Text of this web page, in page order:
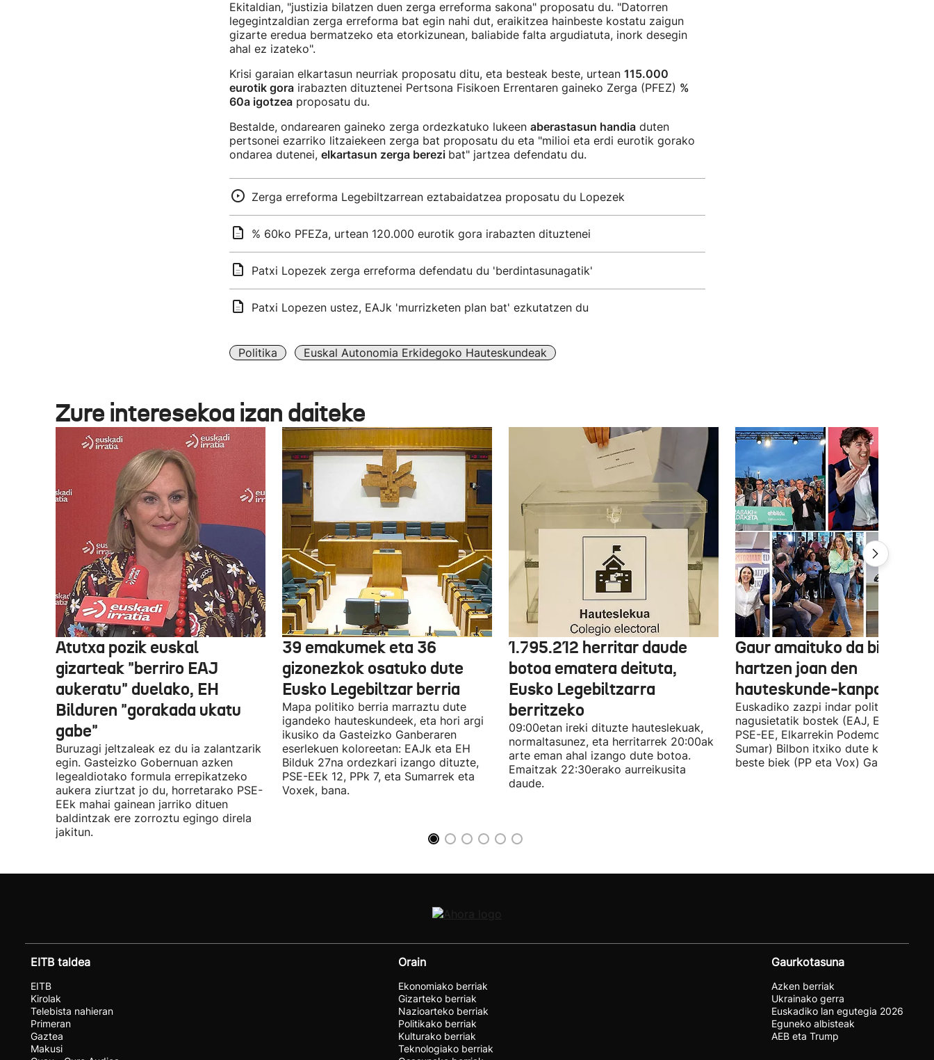
Ekitaldian, "justizia bilatzen duen zerga erreforma sakona" proposatu du. "Datorren
legegintzaldian zerga erreforma bat egin nahi dut, eraikitzea hainbeste kostatu zaigun
gizarte eredua bermatzeko eta etorkizunean, baliabide falta argudiatuta, inork desegin
ahal ez izateko".
Krisi garaian elkartasun neurriak proposatu ditu, eta besteak beste, urtean 115.000
eurotik gorairabazten dituztenei Pertsona Fisikoen Errentaren gaineko Zerga (PFEZ) %
60a igotzeaproposatu du.
Bestalde, ondarearen gaineko zerga ordezkatuko lukeen aberastasun handiaduten
pertsonei ezarriko litzaiekeen zerga bat proposatu du eta "milioi eta erdi eurotik gorako
ondarea dutenei, elkartasun zerga berezi bat" jartzea defendatu du.
Zerga erreforma Legebiltzarrean eztabaidatzea proposatu du Lopezek
% 60ko PFEZa, urtean 120.000 eurotik gora irabazten dituztenei
Patxi Lopezek zerga erreforma defendatu du 'berdintasunagatik'
Patxi Lopezen ustez, EAJk 'murrizketen plan bat' ezkutatzen du
Politika Euskal Autonomia Erkidegoko Hauteskundeak
Zure interesekoa izan daiteke
Atutxa pozik euskal
gizarteak "berriro EAJ
aukeratu" duelako, EH
Bilduren "gorakada ukatu
gabe"
Buruzagi jeltzaleak ez du ia zalantzarik
egin. Gasteizko Gobernuan azken
legealdiotako formula errepikatzeko
aukera ziurtzat jo du, horretarako PSE-
EEk mahai gainean jarriko dituen
baldintzak ere zorroztu egingo direla
jakitun.
39 emakumek eta 36
gizonezkok osatuko dute
Eusko Legebiltzar berria
Mapa politiko berria marraztu dute
igandeko hauteskundeek, eta hori argi
ikusiko da Gasteizko Ganberaren
eserlekuen koloreetan: EAJk eta EH
Bilduk 27na ordezkari izango dituzte,
PSE-EEk 12, PPk 7, eta Sumarrek eta
Voxek, bana.
1.795.212 herritar daude
botoa ematera deituta,
Eusko Legebiltzarra
berritzeko
09:00etan ireki dituzte hauteslekuak,
normaltasunez, eta herritarrek 20:00ak
arte eman ahal izango dute botoa.
Emaitzak 22:30erako aurreikusita
daude.
Gaur amaituko da
hartzen joan den
hauteskunde-kanpaina
Euskadiko zazpi indar politiko
nagusietatik bostek (EAJ, EH Bildu,
PSE-EE, Elkarrekin Podemos eta
Sumar) Bilbon itxiko dute kanpaina,
beste biek (PP eta Vox) Gasteizen.
EITB taldea
EITB
Kirolak
Telebista nahieran
Primeran
Gaztea
Makusi
Orain
Ekonomiako berriak
Gizarteko berriak
Nazioarteko berriak
Politikako berriak
Kulturako berriak
Teknologiako berriak
Gaurkotasuna
Azken berriak
Ukrainako gerra
Euskadiko lan egutegia 2026
Eguneko albisteak
AEB eta Trump